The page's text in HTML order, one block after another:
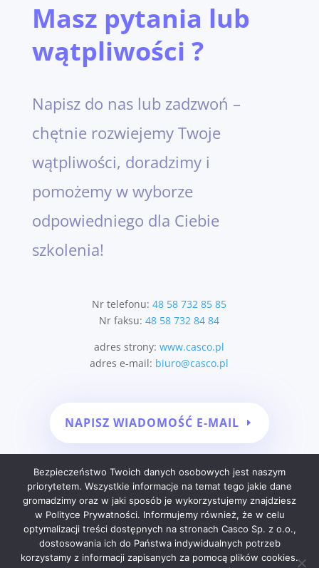
Masz pytania lub
wątpliwości ?
Napisz do nas lub zadzwoń –
chętnie rozwiejemy Twoje
wątpliwości, doradzimy i
pomożemy w wyborze
odpowiedniego dla Ciebie
szkolenia!
Nr telefonu: 48 58 732 85 85
Nr faksu: 48 58 732 84 84
adres strony: www.casco.pl
adres e-mail: biuro@casco.pl
NAPISZ WIADOMOŚĆ E-MAIL
Copyright © 2024 Casco Sp. z o.o. Wszystkie Prawa
Bezpieczeństwo Twoich danych osobowych jest naszym
priorytetem. Wszystkie informacje na temat tego jakie dane
gromadzimy oraz w jaki sposób je wykorzystujemy znajdziesz
w Polityce Prywatności. Informujemy również, że w celu
optymalizacji treści dostępnych na stronach Casco Sp. z o.o.,
dostosowania ich do Państwa indywidualnych potrzeb
korzystamy z informacji zapisanych za pomocą plików cookies.